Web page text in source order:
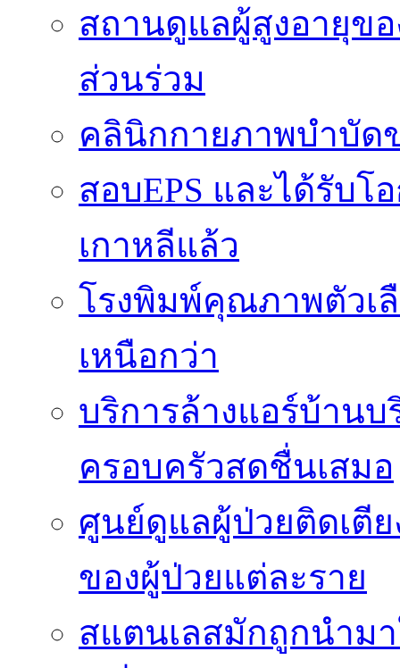
สถานดูแลผู้สูงอายุขอ
ส่วนร่วม
คลินิกกายภาพบำบัด
สอบEPS และได้รับโ
เกาหลีแล้ว
โรงพิมพ์คุณภาพตัวเ
เหนือกว่า
บริการล้างแอร์บ้าน
ครอบครัวสดชื่นเสมอ
ศูนย์ดูแลผู้ป่วยติดเตี
ของผู้ป่วยแต่ละราย
สแตนเลสมักถูกนำม